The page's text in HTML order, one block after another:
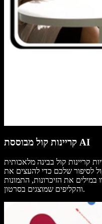
קריינות קול מבוססת AI
רחבה של מעל 200 אפשרויות קריינות קול בבינה מלאכותית
לסיפור שלכם כדי להעצים את
במילים את הזיכרונות, התמונות
והקליפים שמוצגים בסרטון.